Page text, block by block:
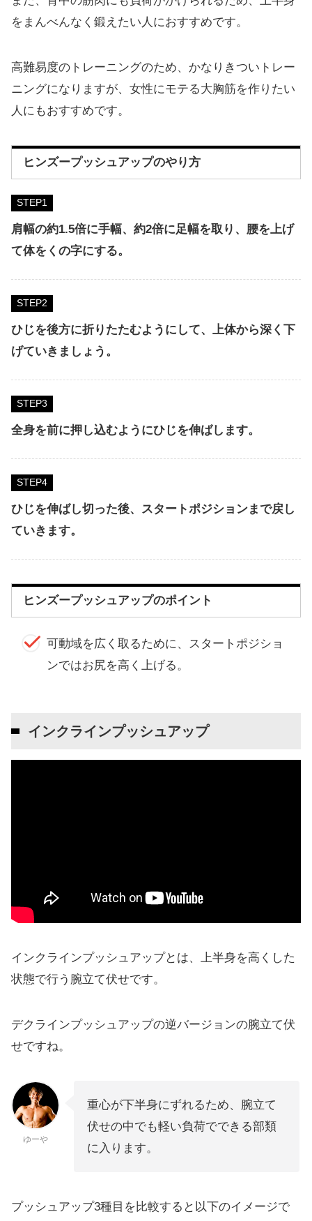
をまんべんなく鍛えたい人におすすめです。
高難易度のトレーニングのため、かなりきついトレー
ニングになりますが、女性にモテる大胸筋を作りたい
人にもおすすめです。
ヒンズープッシュアップのやり方
STEP
肩幅の約1.5倍に手幅、約2倍に足幅を取り、腰を上げ
て体をくの字にする。
STEP
ひじを後方に折りたたむようにして、上体から深く下
げていきましょう。
STEP
全身を前に押し込むようにひじを伸ばします。
STEP
ひじを伸ばし切った後、スタートポジションまで戻し
ていきます。
ヒンズープッシュアップのポイント
可動域を広く取るために、スタートポジショ
ンではお尻を高く上げる。
インクラインプッシュアップ
インクラインプッシュアップとは、上半身を高くした
状態で行う腕立て伏せです。
デクラインプッシュアップの逆バージョンの腕立て伏
せですね。
ゆーや
重心が下半身にずれるため、腕立て
伏せの中でも軽い負荷でできる部類
に入ります。
プッシュアップ3種目を比較すると以下のイメージで